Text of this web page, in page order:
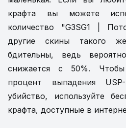
крафта вы можете
количество "G3SG1 |
другие скины такого
бдительны, ведь
снижается с 50%.
процент выпадения
убийство, используйте
крафта, доступные в